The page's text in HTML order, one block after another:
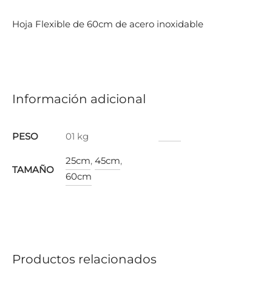
Hoja Flexible de 60cm de acero inoxidable
Información adicional
PESO 01 kg
TAMAÑO
25cm, 45cm,
60cm
Productos relacionados